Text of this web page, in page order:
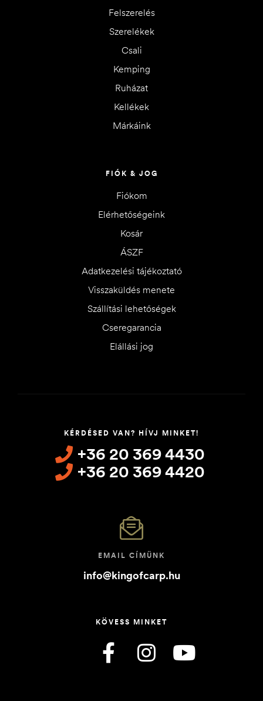
Felszerelés
Szerelékek
Csali
Kemping
Ruházat
Kellékek
Márkáink
FIÓK & JOG
Fiókom
Elérhetőségeink
Kosár
ÁSZF
Adatkezelési tájékoztató
Visszaküldés menete
Szállítási lehetőségek
Cseregarancia
Elállási jog
KÉRDÉSED VAN? HÍVJ MINKET!
+36 20 369 4430
+36 20 369 4420
EMAIL CÍMÜNK
info@kingofcarp.hu
KÖVESS MINKET